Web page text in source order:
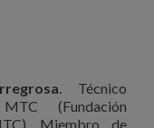
. Técnico
(Fundación
Miembro de